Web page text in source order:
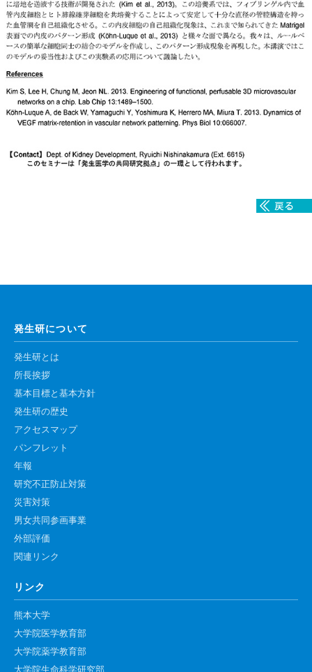
胎盤発生分野
脳発生分野
生殖発生分野
筋発生再生分野
入学・求人案内
組織標本作製・HE染色
高速シーケンサー解析
顕微鏡・画像解析支援
共通実験室・培養室利用
バイオインフォマティクス
In situ hybridization
キャピラリーシーケンス
予 約
共通機器予約
カンファレンス・ルーム予約
大判プリンター予約
発生研について
発生研とは
所長挨拶
基本目標と基本方針
発生研の歴史
アクセスマップ
パンフレット
年報
研究不正防止対策
災害対策
男女共同参画事業
外部評価
関連リンク
リンク
熊本大学
大学院医学教育部
大学院薬学教育部
大学院生命科学研究部